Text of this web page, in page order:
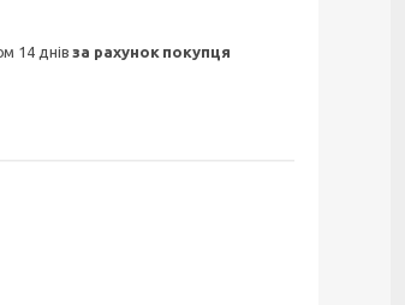
14 днівза рахунок покупця